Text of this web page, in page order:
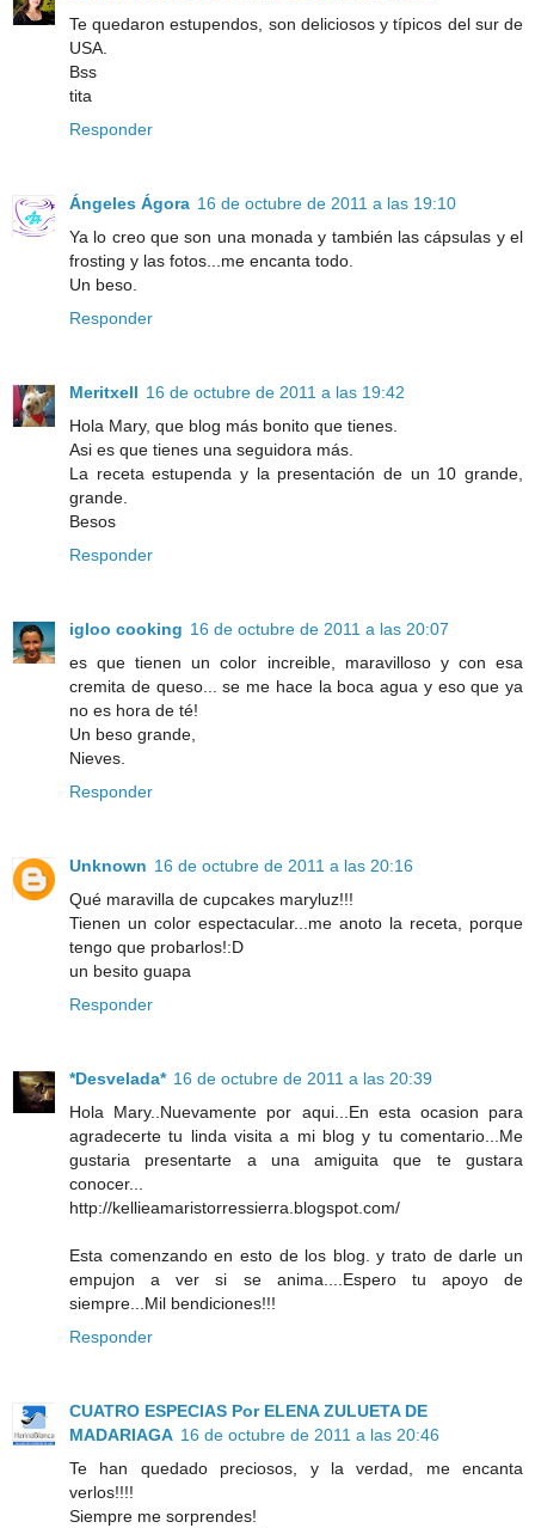
Te quedaron estupendos, son deliciosos y típicos del sur de
USA.
Bss
tita
Responder
Ángeles Ágora 16 de octubre de 2011 a las 19:10
Ya lo creo que son una monada y también las cápsulas y el
frosting y las fotos...me encanta todo.
Un beso.
Responder
Meritxell 16 de octubre de 2011 a las 19:42
Hola Mary, que blog más bonito que tienes.
Asi es que tienes una seguidora más.
La receta estupenda y la presentación de un 10 grande,
grande.
Besos
Responder
igloo cooking 16 de octubre de 2011 a las 20:07
es que tienen un color increible, maravilloso y con esa
cremita de queso... se me hace la boca agua y eso que ya
no es hora de té!
Un beso grande,
Nieves.
Responder
Unknown 16 de octubre de 2011 a las 20:16
Qué maravilla de cupcakes maryluz!!!
Tienen un color espectacular...me anoto la receta, porque
tengo que probarlos!:D
un besito guapa
Responder
*Desvelada* 16 de octubre de 2011 a las 20:39
Hola Mary..Nuevamente por aqui...En esta ocasion para
agradecerte tu linda visita a mi blog y tu comentario...Me
gustaria presentarte a una amiguita que te gustara
conocer...
http://kellieamaristorressierra.blogspot.com/
Esta comenzando en esto de los blog. y trato de darle un
empujon a ver si se anima....Espero tu apoyo de
siempre...Mil bendiciones!!!
Responder
CUATRO ESPECIAS Por ELENA ZULUETA DE
MADARIAGA 16 de octubre de 2011 a las 20:46
Te han quedado preciosos, y la verdad, me encanta
verlos!!!!
Siempre me sorprendes!